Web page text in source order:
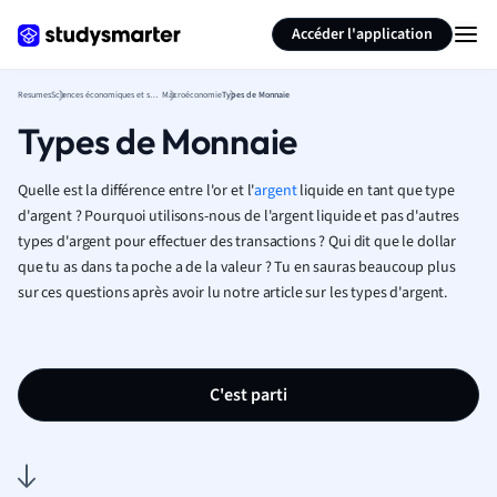
Accéder l'application
Resumes Sciences économiques et sociales MacroéconomieTypes de Monnaie
Types de Monnaie
Quelle est la différence entre l'or et l'argentliquide en tant que type
d'argent ? Pourquoi utilisons-nous de l'argent liquide et pas d'autres
types d'argent pour effectuer des transactions ? Qui dit que le dollar
que tu as dans ta poche a de la valeur ? Tu en sauras beaucoup plus
sur ces questions après avoir lu notre article sur les types d'argent.
C'est parti
Résumer la page